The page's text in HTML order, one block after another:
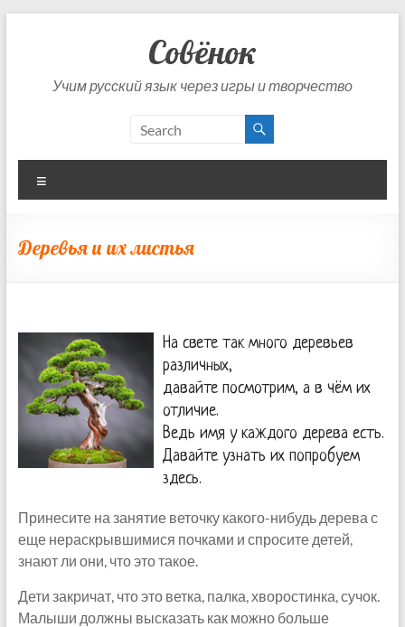
Совёнок
Учим русский язык через игры и творчество
Деревья и их листья
На свете так много деревьев
различных,
давайте посмотрим, а в чём их
отличие.
Ведь имя у каждого дерева есть.
Давайте узнать их попробуем
здесь.
Принесите на занятие веточку какого-нибудь дерева с
еще нераскрывшимися почками и спросите детей,
знают ли они, что это такое.
Дети закричат, что это ветка, палка, хворостинка, сучок.
Малыши должны высказать как можно больше